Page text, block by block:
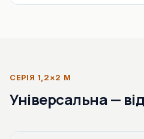
СЕРІЯ 1,2×2 М
Універсальна —